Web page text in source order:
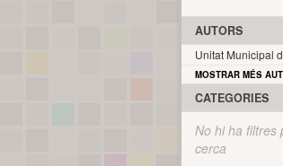
AUTORS
Unitat Municipal
MOSTRAR MÉS
CATEGORIES
No hi ha filtres
cerca